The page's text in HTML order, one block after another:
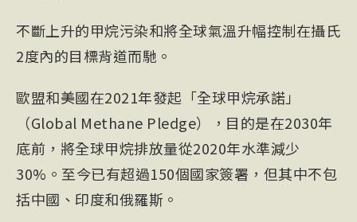
不斷上升的甲烷污染和將全球氣溫升幅控制在攝氏
2度內的目標背道而馳。
歐盟和美國在2021年發起「全球甲烷承諾」
（Global Methane Pledge），目的是在2030年
底前，將全球甲烷排放量從2020年水準減少
30%。至今已有超過150個國家簽署，但其中不包
括中國、印度和俄羅斯。